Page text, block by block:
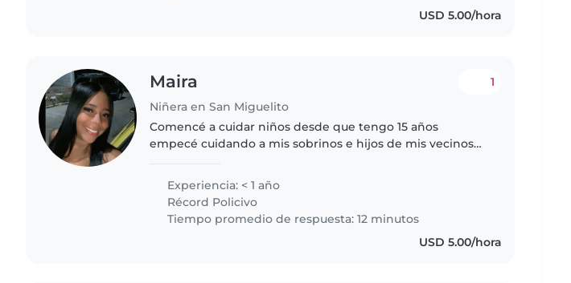
USD 5.00/hora
Maira
Niñera en San Miguelito
1
Comencé a cuidar niños desde que tengo 15 años
empecé cuidando a mis sobrinos e hijos de mis vecinos
Experiencia: < 1 año
Récord Policivo
Tiempo promedio de respuesta: 12 minutos
USD 5.00/hora